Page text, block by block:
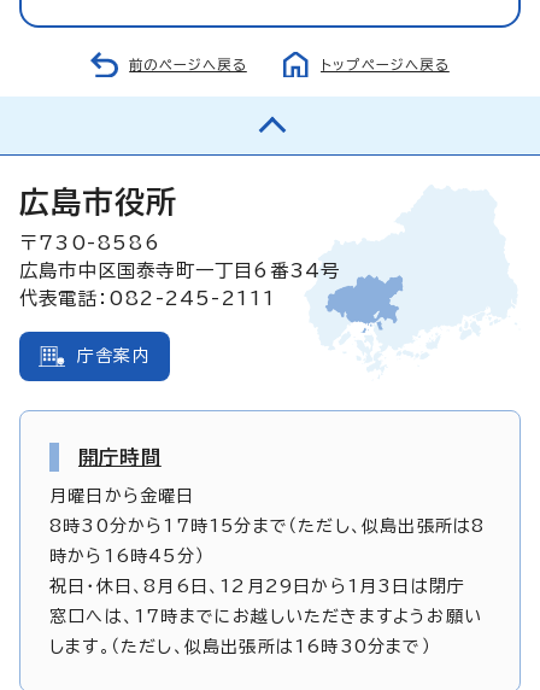
前のページへ戻る トップページへ戻る
広島市役所
〒730-8586
広島市中区国泰寺町一丁目6番34号
代表電話：082-245-2111
庁舎案内
開庁時間
月曜日から金曜日
8時30分から17時15分まで（ただし、似島出張所は8
時から16時45分）
祝日・休日、8月6日、12月29日から1月3日は閉庁
窓口へは、17時までにお越しいただきますようお願い
します。（ただし、似島出張所は16時30分まで）